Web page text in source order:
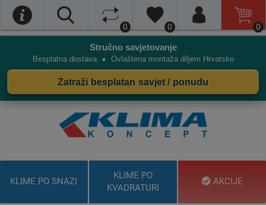
0 0 0
Stručno savjetovanje
Besplatna dostava • Ovlaštena montaža diljem Hrvatske
Zatraži besplatan savjet / ponudu
KLIME PO SNAZI
KLIME PO
KVADRATURI
AKCIJE